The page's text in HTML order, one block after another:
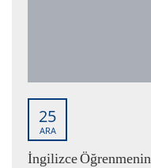
25
ARA
İngilizce